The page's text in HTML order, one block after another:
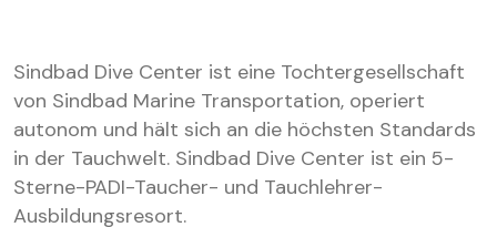
Sindbad Dive Center ist eine Tochtergesellschaft
von Sindbad Marine Transportation, operiert
autonom und hält sich an die höchsten Standards
in der Tauchwelt. Sindbad Dive Center ist ein 5-
Sterne-PADI-Taucher- und Tauchlehrer-
Ausbildungsresort.